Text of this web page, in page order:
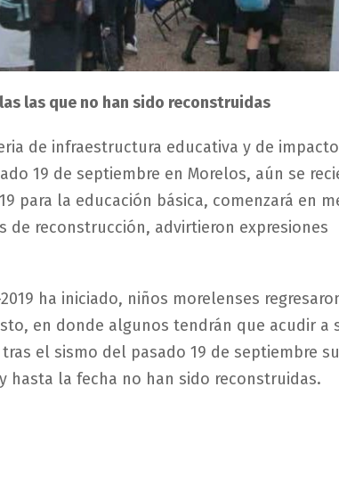
las que no han sido reconstruidas
de infraestructura educativa y de
19 de septiembre en Morelos, aún se
para la educación básica, comenzará en
de reconstrucción, advirtieron expresiones
ha iniciado, niños morelenses
en donde algunos tendrán que acudir a
el sismo del pasado 19 de septiembre
hasta la fecha no han sido reconstruidas.